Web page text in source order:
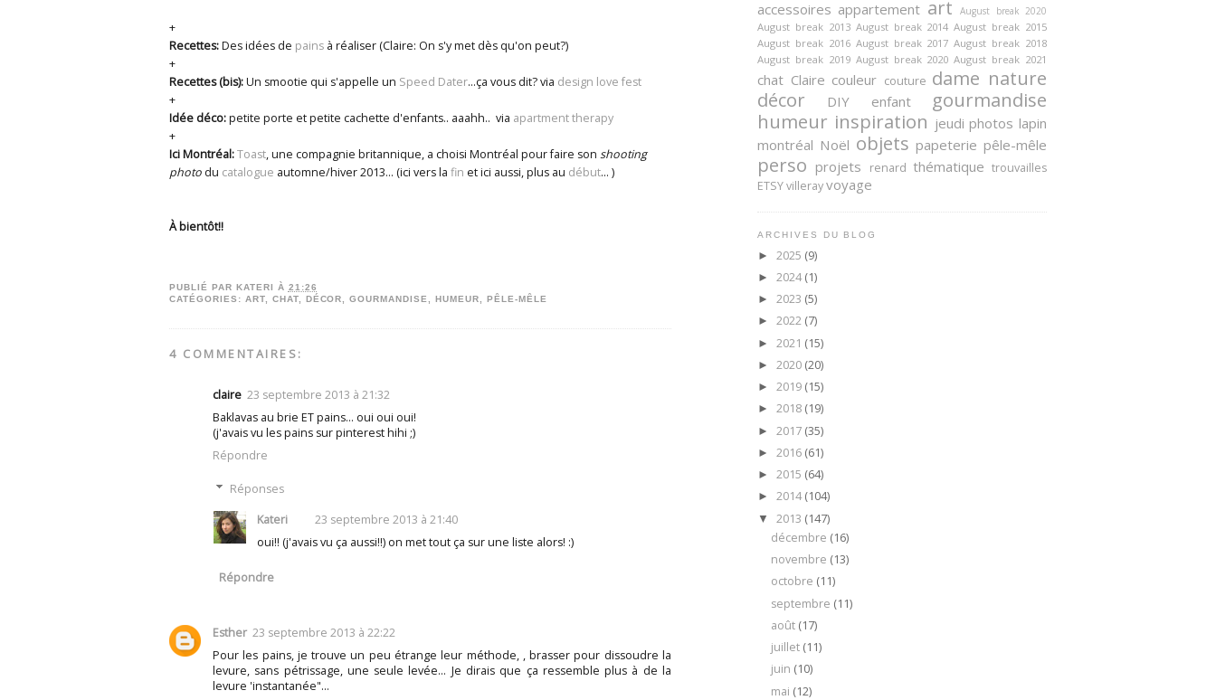
+
Recettes:Des idées de pains à réaliser (Claire: On s'y met dès qu'on peut?)
+
Recettes (bis):Un smootie qui s'appelle un Speed Dater...ça vous dit? via design love fest
+
Idée déco:petite porte et petite cachette d'enfants.. aaahh.. via apartment therapy
+
Ici Montréal:Toast, une compagnie britannique, a choisi Montréal pour faire son shooting
photo du catalogue automne/hiver 2013... (ici vers la fin et ici aussi, plus au début... )
À bientôt!!
PUBLIÉ PAR KATERI À 21:26
CATÉGORIES: ART, CHAT, DÉCOR ,GOURMANDISE ,HUMEUR PÊLE-MÊLE
4 COMMENTAIRES:
claire 23 septembre 2013 à 21:32
Baklavas au brie ET pains... oui oui oui!
(j'avais vu les pains sur pinterest hihi ;)
Répondre
Réponses
Kateri
23 septembre 2013 à 21:40
oui!! (j'avais vu ça aussi!!) on met tout ça sur une liste alors! :)
Répondre
Esther 23 septembre 2013 à 22:22
Pour les pains, je trouve un peu étrange leur méthode, , brasser pour dissoudre la
levure, sans pétrissage, une seule levée... Je dirais que ça ressemble plus à de la
levure 'instantanée"...
accessoires appartement art August break 2020
August break 2013 August break 2014 August break 2015
August break 2016 August break 2017 August break 2018
August break 2019 August break 2020 August break 2021
chat Claire couleur couture dame nature
décor
DIY enfant
gourmandise
humeur inspiration jeudi photos lapin
montréal Noël objets papeterie pêle-mêle
perso projets renard thématique trouvailles
ETSYvillerayvoyage
ARCHIVES DU BLOG
► 2025 (9)
► 2024(1)
► 2023 (5)
► 2022 (7)
► 2021 (15)
► 2020 (20)
► 2019 (15)
► 2018 (19)
► 2017 (35)
► 2016 (61)
► 2015 (64)
► 2014(104)
▼ 2013 (147)
décembre (16)
novembre (13)
octobre (11)
septembre (11)
août (17)
juillet (11)
juin (10)
mai (12)